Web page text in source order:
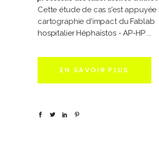
Cette étude de cas s'est appuyée
cartographie d'impact duFablab
hospitalier Héphaïstos - AP-HP
EN SAVOIR PLUS